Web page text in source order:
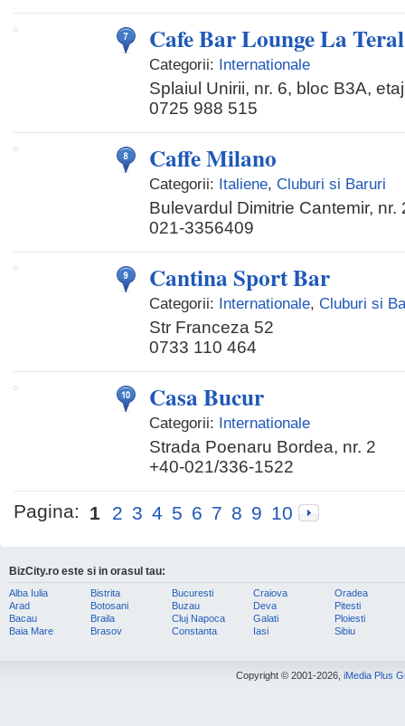
Cafe Bar Lounge La Teral
Categorii: Internationale
Splaiul Unirii, nr. 6, bloc B3A,
0725 988 515
Caffe Milano
Categorii: Italiene, Cluburi si Baruri
Bulevardul Dimitrie Cantemir, nr.
021-3356409
Cantina Sport Bar
Categorii: Internationale, Cluburi si
Str Franceza 52
0733 110 464
Casa Bucur
Categorii: Internationale
Strada Poenaru Bordea, nr. 2
+40-021/336-1522
Pagina: 1 2 3 4 5 6 7 8 9 10
BizCity.ro este si in orasul tau:
Alba Iulia
Arad
Bacau
Baia Mare
Bistrita
Botosani
Braila
Brasov
Bucuresti
Buzau
Cluj Napoca
Constanta
Craiova
Deva
Galati
Iasi
Oradea
Pitesti
Ploiesti
Sibiu
Copyright © 2001-2026, iMedia Plus